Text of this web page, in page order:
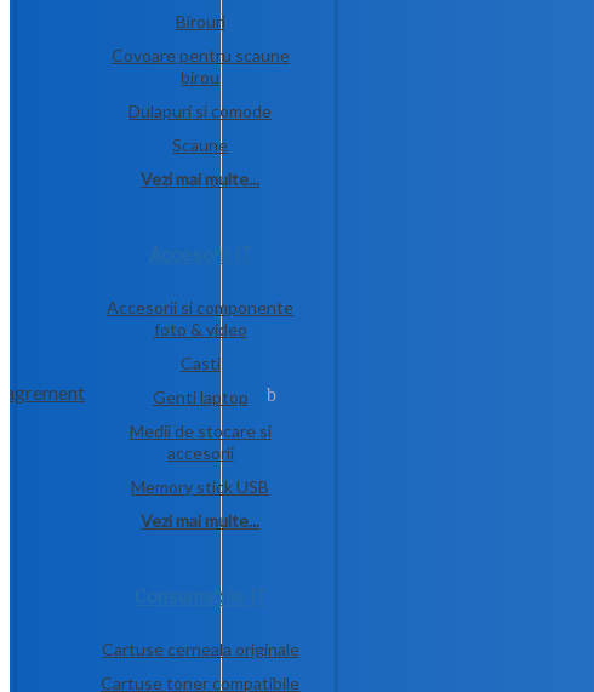
agrement
Birouri
Covoare pentru scaune
birou
Dulapuri si comode
Scaune
Vezi mai multe...
Accesorii IT
Accesorii si componente
foto & video
Casti
Genti laptop
Medii de stocare si
accesorii
Memory stick USB
Vezi mai multe...
Consumabile IT
Cartuse cerneala originale
Cartuse toner compatibile